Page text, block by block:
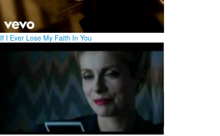
If I Ever Lose My Faith In You